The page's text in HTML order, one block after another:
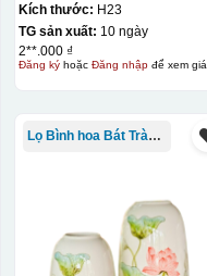
Kích thước: H23
TG sản xuất: 10 ngày
2**.000 ₫
Đăng kýhoặc Đăng nhậpđể xem giá
Lọ Bình hoa Bát Tràng in logo